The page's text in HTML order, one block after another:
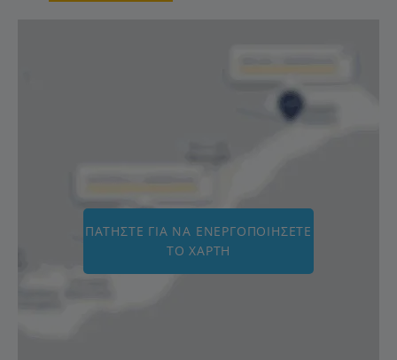
ΠΑΤΉΣΤΕ ΓΙΑ ΝΑ ΕΝΕΡΓΟΠΟΙΉΣΕΤΕ
ΤΟ ΧΆΡΤΗ